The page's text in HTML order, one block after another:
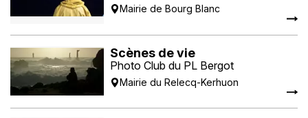
Mairie de Bourg Blanc
Scènes de vie
Photo Club du PL Bergot
Mairie du Relecq-Kerhuon